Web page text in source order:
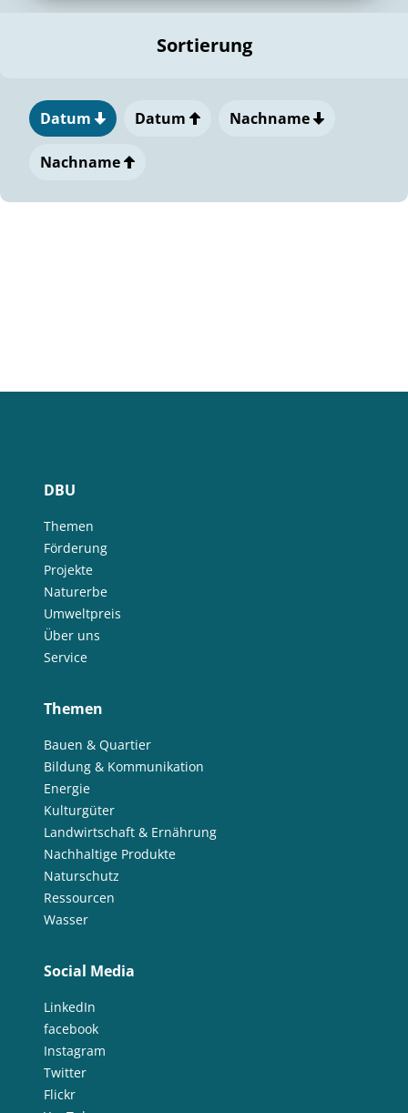
Sortierung
Datum Datum Nachname
Nachname
DBU
Themen
Förderung
Projekte
Naturerbe
Umweltpreis
Über uns
Service
Themen
Bauen & Quartier
Bildung & Kommunikation
Energie
Kulturgüter
Landwirtschaft & Ernährung
Nachhaltige Produkte
Naturschutz
Ressourcen
Wasser
Social Media
LinkedIn
facebook
Instagram
Twitter
Flickr